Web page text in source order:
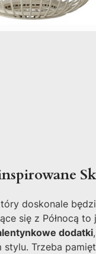
doskonale
się z Północą
dodatki
Trzeba